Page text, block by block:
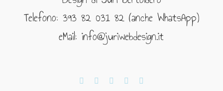
Telefono: 393 82 031 82 (anche WhatsApp)
eMail: info@juriwebdesign.it